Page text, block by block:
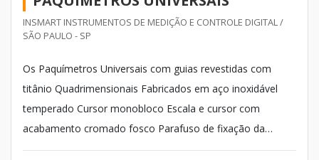
INSMART INSTRUMENTOS DE MEDIÇÃO E CONTROLE DIGITAL /
SÃO PAULO - SP
Os Paquímetros Universais com guias revestidas com
titânio Quadrimensionais Fabricados em aço inoxidável
temperado Cursor monobloco Escala e cursor com
acabamento cromado fosco Parafuso de fixação da
medida Faces de medição lapidadas Deslize do cursor